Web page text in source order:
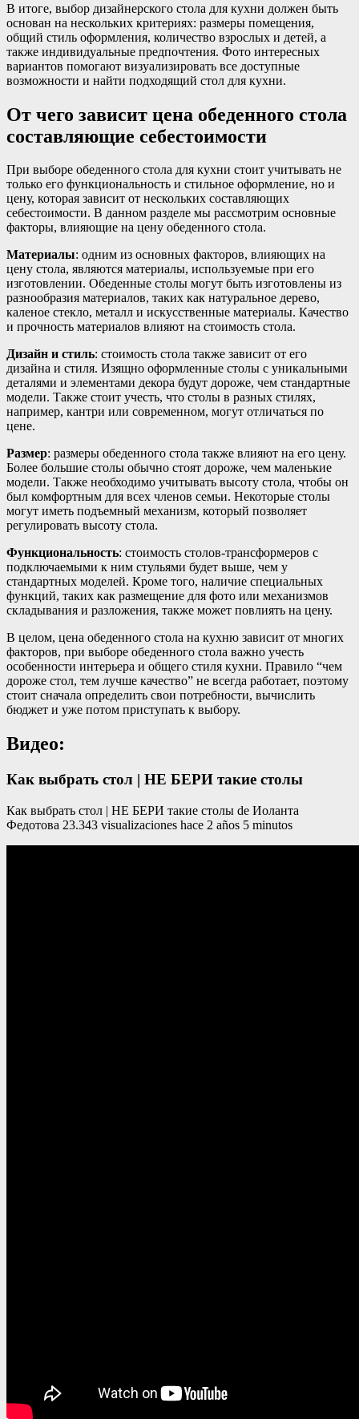
В итоге, выбор дизайнерского стола для кухни должен быть
основан на нескольких критериях: размеры помещения,
общий стиль оформления, количество взрослых и детей, а
также индивидуальные предпочтения. Фото интересных
вариантов помогают визуализировать все доступные
возможности и найти подходящий стол для кухни.
От чего зависит цена обеденного стола
составляющие себестоимости
При выборе обеденного стола для кухни стоит учитывать не
только его функциональность и стильное оформление, но и
цену, которая зависит от нескольких составляющих
себестоимости. В данном разделе мы рассмотрим основные
факторы, влияющие на цену обеденного стола.
Материалы: одним из основных факторов, влияющих на
цену стола, являются материалы, используемые при его
изготовлении. Обеденные столы могут быть изготовлены из
разнообразия материалов, таких как натуральное дерево,
каленое стекло, металл и искусственные материалы. Качество
и прочность материалов влияют на стоимость стола.
Дизайн и стиль: стоимость стола также зависит от его
дизайна и стиля. Изящно оформленные столы с уникальными
деталями и элементами декора будут дороже, чем стандартные
модели. Также стоит учесть, что столы в разных стилях,
например, кантри или современном, могут отличаться по
цене.
Размер: размеры обеденного стола также влияют на его цену.
Более большие столы обычно стоят дороже, чем маленькие
модели. Также необходимо учитывать высоту стола, чтобы он
был комфортным для всех членов семьи. Некоторые столы
могут иметь подъемный механизм, который позволяет
регулировать высоту стола.
Функциональность: стоимость столов-трансформеров с
подключаемыми к ним стульями будет выше, чем у
стандартных моделей. Кроме того, наличие специальных
функций, таких как размещение для фото или механизмов
складывания и разложения, также может повлиять на цену.
В целом, цена обеденного стола на кухню зависит от многих
факторов, при выборе обеденного стола важно учесть
особенности интерьера и общего стиля кухни. Правило “чем
дороже стол, тем лучше качество” не всегда работает, поэтому
стоит сначала определить свои потребности, вычислить
бюджет и уже потом приступать к выбору.
Видео:
Как выбрать стол | НЕ БЕРИ такие столы
Как выбрать стол | НЕ БЕРИ такие столы de Иоланта
Федотова 23.343 visualizaciones hace 2 años 5 minutos